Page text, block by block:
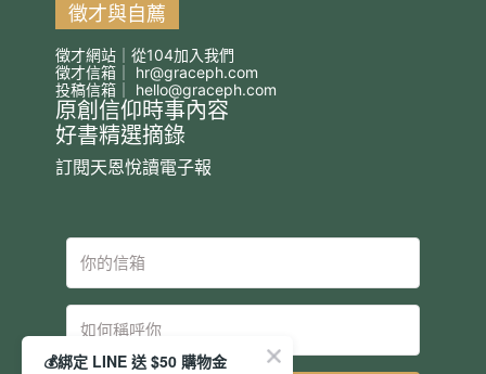
徵才與自薦
徵才網站｜從104加入我們
徵才信箱｜ hr@graceph.com
投稿信箱｜ hello@graceph.com
原創信仰時事內容
好書精選摘錄
訂閱天恩悅讀電子報
💰綁定 LINE 送 $50 購物金